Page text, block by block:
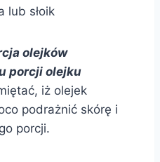
lub słoik
olejków
porcji olejku
iż olejek
podrażnić skórę i
porcji.